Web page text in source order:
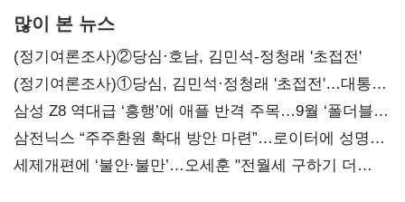
많이 본 뉴스
(정기여론조사)②당심·호남, 김민석-정청래 '초접전'
(정기여론조사)①당심, 김민석·정청래 '초접전'…대통령
지지도 '50% 아래로'(종합)
삼성 Z8 역대급 ‘흥행’에 애플 반격 주목…9월 ‘폴더블
대전’
삼전닉스 “주주환원 확대 방안 마련”…로이터에 성명
보내
세제개편에 ‘불안·불만’…오세훈 "전월세 구하기 더